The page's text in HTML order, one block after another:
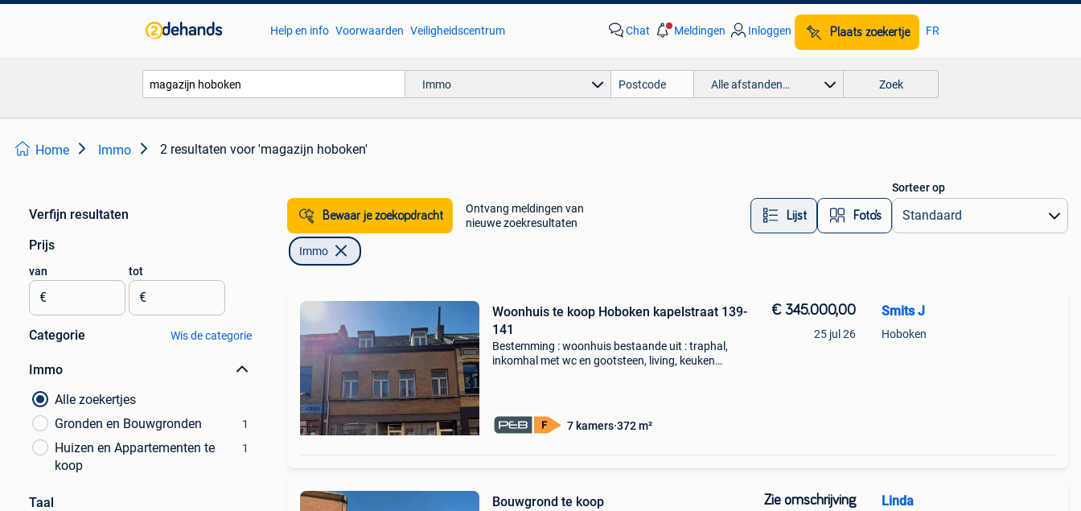
Help en info Voorwaarden Veiligheidscentrum Chat Meldingen Inloggen Plaats zoekertje FR
Immo Alle afstanden… Zoek
Home Immo 2 resultaten voor 'magazijn hoboken'
Verfijn resultaten
Prijs
van
€
tot
€
Categorie Wis de categorie
Immo
Alle zoekertjes
Gronden en Bouwgronden
1
Huizen en Appartementen te
koop
1
Taal
Bewaar je zoekopdracht
Ontvang meldingen van
nieuwe zoekresultaten
Lijst Foto’s
Sorteer op
Immo
Woonhuis te koop Hoboken kapelstraat 139-
141
Bestemming : woonhuis bestaande uit : traphal,
inkomhal met wc en gootsteen, living, keuken
7 kamers 372 m²
€ 345.000,00
25 jul 26
Smits J
Hoboken
Bouwgrond te koop Zie omschrijving Linda